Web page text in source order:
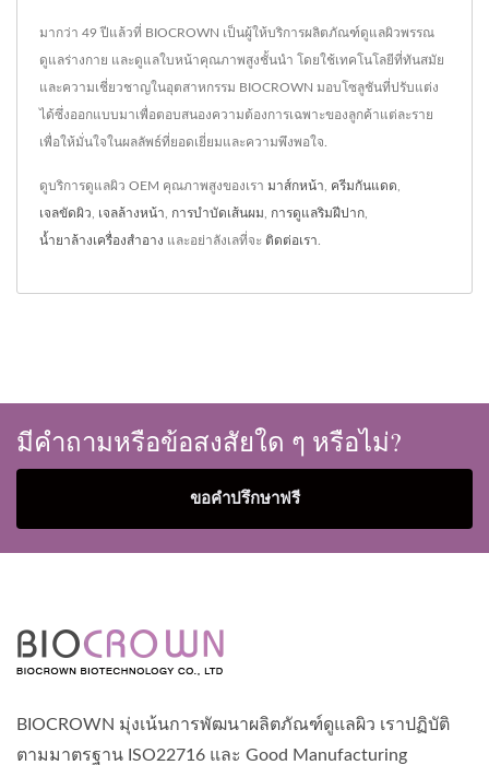
มากว่า 49 ปีแล้วที่ BIOCROWN เป็นผู้ให้บริการผลิตภัณฑ์ดูแลผิวพรรณ
ดูแลร่างกาย และดูแลใบหน้าคุณภาพสูงชั้นนำ โดยใช้เทคโนโลยีที่ทันสมัย
และความเชี่ยวชาญในอุตสาหกรรม BIOCROWN มอบโซลูชันที่ปรับแต่ง
ได้ซึ่งออกแบบมาเพื่อตอบสนองความต้องการเฉพาะของลูกค้าแต่ละราย
เพื่อให้มั่นใจในผลลัพธ์ที่ยอดเยี่ยมและความพึงพอใจ.
ดูบริการดูแลผิว OEM คุณภาพสูงของเรา มาส์กหน้า ครีมกันแดด
เจลขัดผิว เจลล้างหน้า การบำบัดเส้นผม การดูแลริมฝีปาก
น้ำยาล้างเครื่องสำอาง และอย่าลังเลที่จะ ติดต่อเรา
มีคำถามหรือข้อสงสัยใด ๆ หรือไม่?
ขอคำปรึกษาฟรี
BIOCROWN มุ่งเน้นการพัฒนาผลิตภัณฑ์ดูแลผิว เราปฏิบัติ
ตามมาตรฐาน ISO22716 และ Good Manufacturing